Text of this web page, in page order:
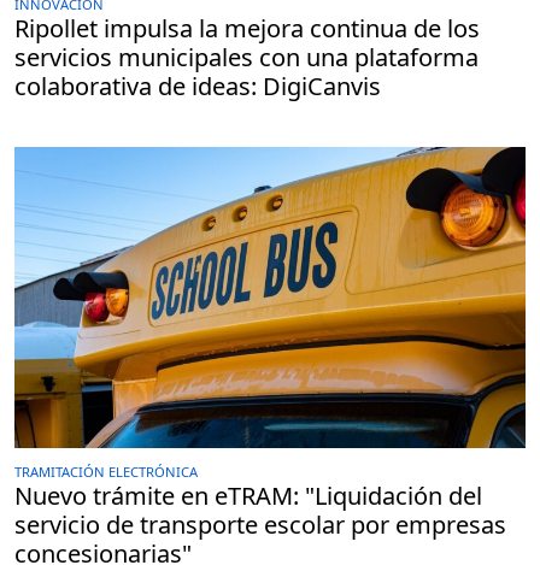
INNOVACIÓN
Ripollet impulsa la mejora continua de los
servicios municipales con una plataforma
colaborativa de ideas: DigiCanvis
TRAMITACIÓN ELECTRÓNICA
Nuevo trámite en eTRAM: "Liquidación del
servicio de transporte escolar por empresas
concesionarias"